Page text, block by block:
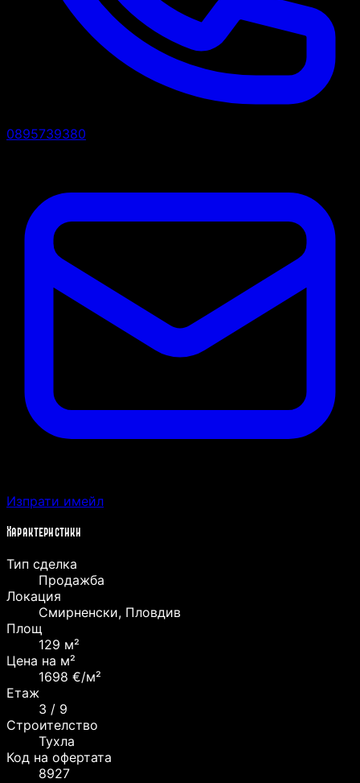
0895739380
Изпрати имейл
Характеристики
Тип сделка
Продажба
Локация
Смирненски, Пловдив
Площ
129 м²
Цена на м²
1698 €/м²
Етаж
3 / 9
Строителство
Тухла
Код на офертата
8927